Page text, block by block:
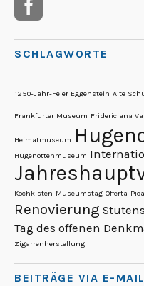
SCHLAGWORTE
1250-Jahr-Feier Eggenstein Alte
Frankfurter Museum Fridericiana
Heimatmuseum
Hugenottenmuseum
Kochkisten Museumstag Offerta
Renovierung
Tag des offenen
Zigarrenherstellung
BEITRÄGE VIA E-